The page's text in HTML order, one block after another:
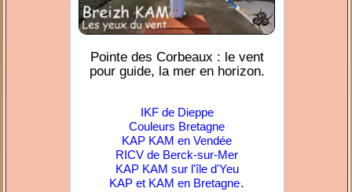
Pointe des Corbeaux : le vent
pour guide, la mer en horizon.
IKF de Dieppe
Couleurs Bretagne
KAP KAM en Vendée
RICV de Berck-sur-Mer
KAP KAM sur l'île d'Yeu
KAP et KAM en Bretagne.